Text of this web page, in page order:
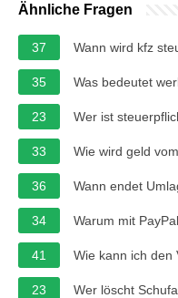
Ähnliche Fragen
37 Wann wird kfz
35 Was bedeutet
23 Wer ist
33 Wie wird geld
36 Wann endet
34 Warum mit
41 Wie kann ich den
23 Wer löscht